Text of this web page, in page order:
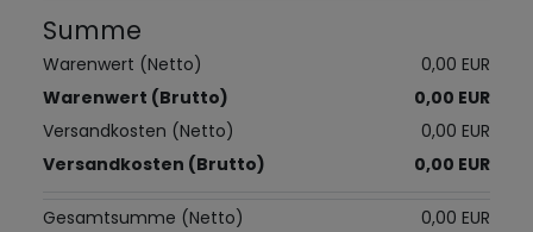
Summe
Warenwert (Netto)
0,00 EUR
Warenwert (Brutto)
0,00 EUR
Versandkosten (Netto)
0,00 EUR
Versandkosten (Brutto)
0,00 EUR
Gesamtsumme (Netto)
0,00 EUR